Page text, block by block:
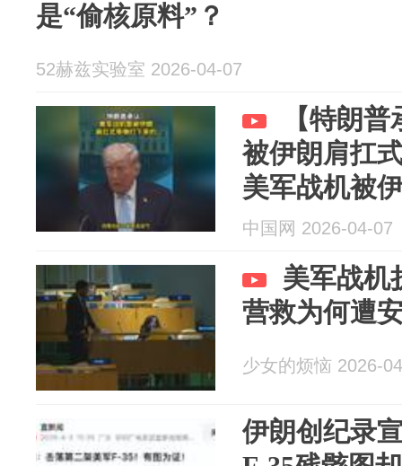
是“偷核原料”？
52赫兹实验室 2026-04-07
【特朗
被伊朗肩扛
美军战机被
#伊朗称以放
中国网 2026-04-07
美军战机
营救为何遭
少女的烦恼 2026-
伊朗创纪录